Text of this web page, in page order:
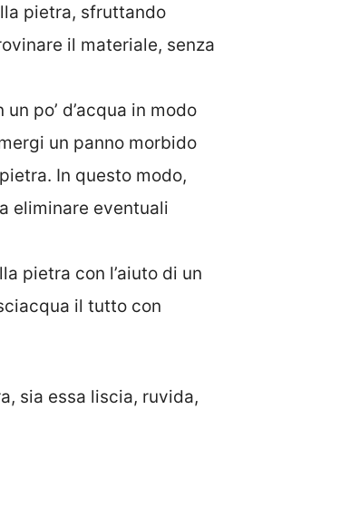
pietra, sfruttando
il materiale, senza
po’ d’acqua in modo
un panno morbido
In questo modo,
eliminare eventuali
pietra con l’aiuto di un
il tutto con
sia essa liscia, ruvida,